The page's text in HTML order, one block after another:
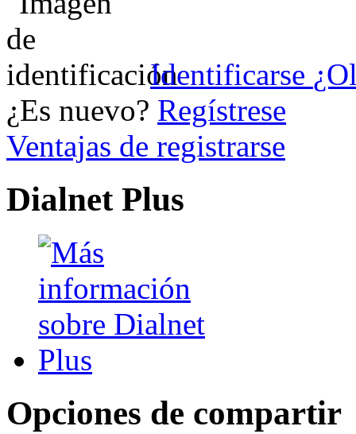
Identificarse
¿Es nuevo? Regístrese
Ventajas de registrarse
Dialnet Plus
Opciones de compartir